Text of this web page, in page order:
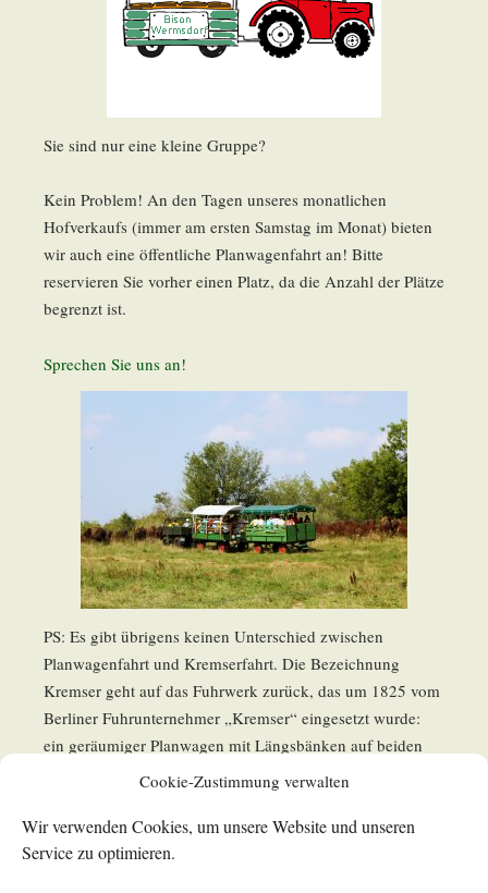
Cookie-Zustimmung verwalten
Wir verwenden Cookies, um unsere Website und unseren
Service zu optimieren.
Sie sind nur eine kleine Gruppe?
Kein Problem! An den Tagen unseres monatlichen
Hofverkaufs (immer am ersten Samstag im Monat) bieten
wir auch eine öffentliche Planwagenfahrt an! Bitte
reservieren Sie vorher einen Platz, da die Anzahl der Plätze
begrenzt ist.
Sprechen Sie uns an!
PS: Es gibt übrigens keinen Unterschied zwischen
Planwagenfahrt und Kremserfahrt. Die Bezeichnung
Kremser geht auf das Fuhrwerk zurück, das um 1825 vom
Berliner Fuhrunternehmer „Kremser“ eingesetzt wurde:
ein geräumiger Planwagen mit Längsbänken auf beiden
(Info auf Wikipedia)